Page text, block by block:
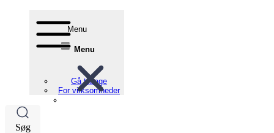
Menu
Menu
Gå tilbage
For virksomheder
Søg